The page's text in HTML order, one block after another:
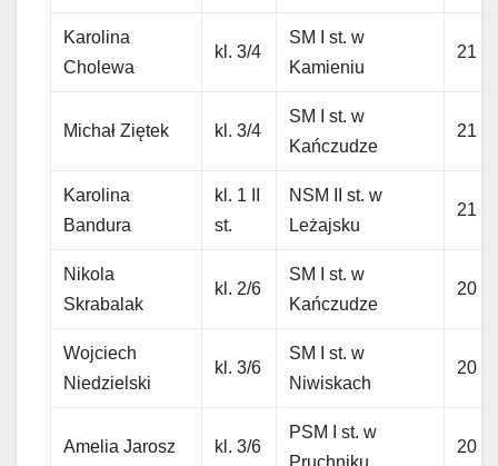
Karolina
Cholewa
kl. 3/4
SM I st. w
Kamieniu
21
Michał Ziętek kl. 3/4
SM I st. w
Kańczudze
21
Karolina
Bandura
kl. 1 II
st.
NSM II st. w
Leżajsku
21
Nikola
Skrabalak
kl. 2/6
SM I st. w
Kańczudze
20
Wojciech
Niedzielski
kl. 3/6
SM I st. w
Niwiskach
20
Amelia Jarosz kl. 3/6
PSM I st. w
20